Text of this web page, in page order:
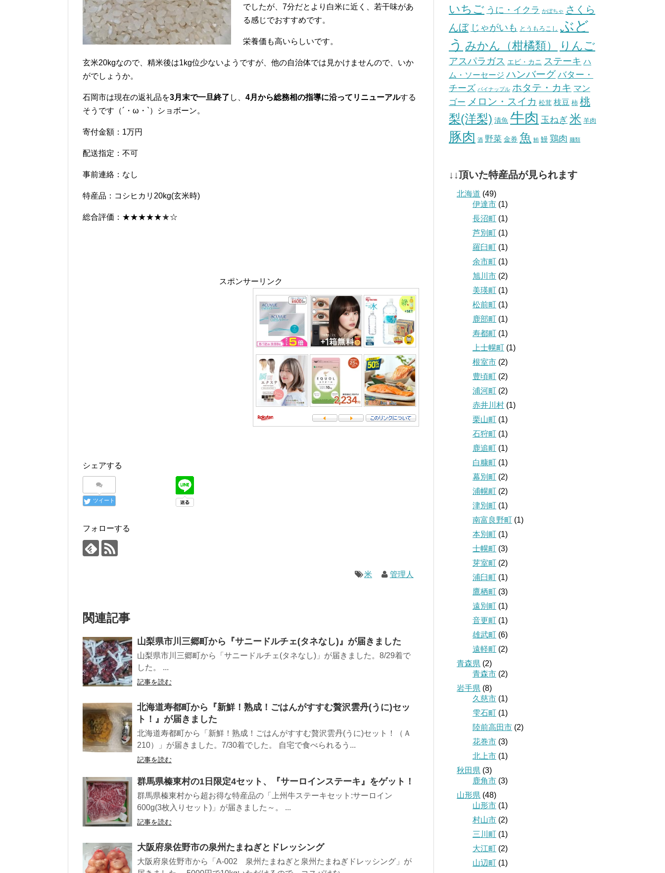
でしたが、7分だとより白米に近く、若干味があ
る感じでおすすめです。
栄養価も高いらしいです。
玄米20kgなので、精米後は1kg位少ないようですが、他の自治体では見かけませんので、いか
がでしょうか。
石岡市は現在の返礼品を3月末で一旦終了 し、 4月から総務相の指導に沿ってリニューアルする
そうです（´・ω・`）ショボーン。
寄付金額：1万円
配送指定：不可
事前連絡：なし
特産品：コシヒカリ20kg(玄米時)
総合評価：★★★★★★☆
スポンサーリンク
シェアする
ツイート
フォローする
米 管理人
関連記事
山梨県市川三郷町から『サニードルチェ(タネなし)』が届きました
山梨県市川三郷町から「サニードルチェ(タネなし)」が届きました。8/29着で
した。 ...
記事を読む
北海道寿都町から『新鮮！熟成！ごはんがすすむ贅沢雲丹(うに)セッ
ト！』が届きました
北海道寿都町から「新鮮！熟成！ごはんがすすむ贅沢雲丹(うに)セット！（Ａ
210）」が届きました。7/30着でした。 自宅で食べられるう...
記事を読む
群馬県榛東村の1日限定4セット、『サーロインステーキ』をゲット！
群馬県榛東村から超お得な特産品の「上州牛ステーキセット:サーロイン
600g(3枚入りセット)」が届きました～。 ...
記事を読む
大阪府泉佐野市の泉州たまねぎとドレッシング
大阪府泉佐野市から「A-002 泉州たまねぎと泉州たまねぎドレッシング」が
いちご うに・イクラ かぼちゃ さくら
んぼ じゃがいも とうもろこし ぶど
う みかん（柑橘類） りんご
アスパラガス エビ・カニ ステーキ ハ
ム・ソーセージ ハンバーグ バター・
チーズ パイナップル ホタテ・カキ マン
ゴー メロン・スイカ 松茸 枝豆 柿 桃
梨(洋梨) 漬魚 牛肉 玉ねぎ 米 羊肉
豚肉 酒 野菜 金券 魚 鮪 鰻 鶏肉 麺類
↓↓頂いた特産品が見られます
北海道 (49)
伊達市 (1)
長沼町 (1)
芦別町 (1)
羅臼町 (1)
余市町 (1)
旭川市 (2)
美瑛町 (1)
松前町 (1)
鹿部町 (1)
寿都町 (1)
上士幌町 (1)
根室市 (2)
豊頃町 (2)
浦河町 (2)
赤井川村 (1)
栗山町 (1)
石狩町 (1)
鹿追町 (1)
白糠町 (1)
幕別町 (2)
浦幌町 (2)
津別町 (1)
南富良野町 (1)
本別町 (1)
士幌町 (3)
芽室町 (2)
浦臼町 (1)
鷹栖町 (3)
遠別町 (1)
音更町 (1)
雄武町 (6)
遠軽町 (2)
青森県 (2)
青森市 (2)
岩手県 (8)
久慈市 (1)
雫石町 (1)
陸前高田市 (2)
花巻市 (3)
北上市 (1)
秋田県 (3)
鹿角市 (3)
山形県 (48)
山形市 (1)
村山市 (2)
三川町 (1)
大江町 (2)
山辺町 (1)